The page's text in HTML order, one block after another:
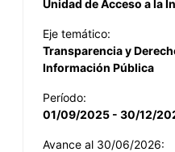
Unidad de Acceso a la
Eje temático:
Transparencia y
Información Pública
Período:
01/09/2025 - 30/12/
Avance al 30/06/2026: